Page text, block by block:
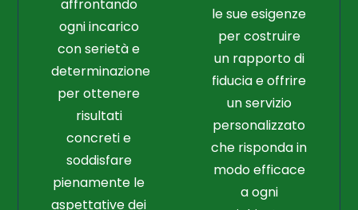
affrontando
ogni incarico
con serietà e
determinazione
per ottenere
risultati
concreti e
soddisfare
pienamente le
aspettative dei
le sue esigenze
per costruire
un rapporto di
fiducia e offrire
un servizio
personalizzato
che risponda in
modo efficace
a ogni